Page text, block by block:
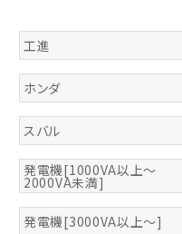
工進
ホンダ
スバル
発電機[1000VA以上～
2000VA未満]
発電機[3000VA以上～]